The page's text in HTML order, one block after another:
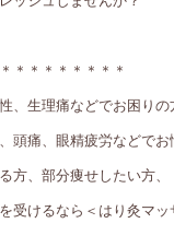
＊＊＊＊＊＊＊＊
、生理痛などでお困りの
頭痛、眼精疲労などでお
方、部分痩せしたい方、
けるなら＜はり灸マッ